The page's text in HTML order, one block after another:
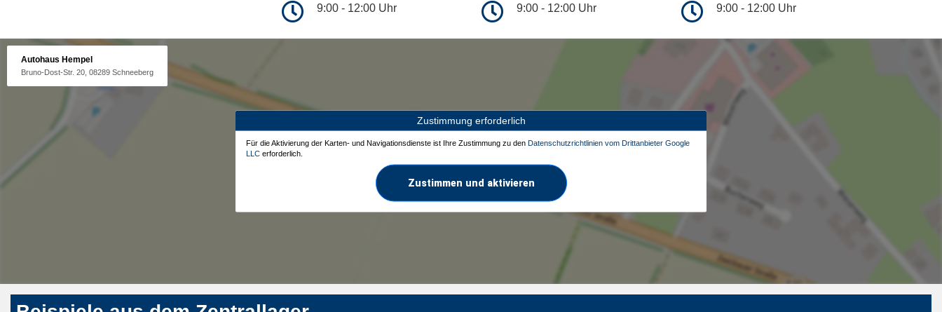
9:00 - 12:00 Uhr 9:00 - 12:00 Uhr 9:00 - 12:00 Uhr
Autohaus Hempel
Bruno-Dost-Str. 20, 08289 Schneeberg
Zustimmung erforderlich
Für die Aktivierung der Karten- und Navigationsdienste ist Ihre Zustimmung zu den Datenschutzrichtlinien vom Drittanbieter Google
LLC erforderlich.
Zustimmen und aktivieren